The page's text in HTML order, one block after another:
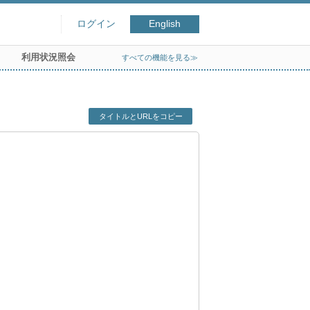
ログイン English
利用状況照会 すべての機能を見る≫
タイトルとURLをコピー